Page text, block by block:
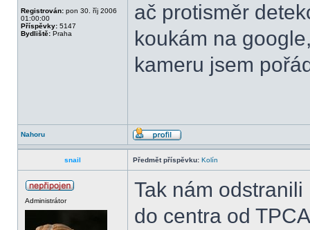
Registrován: pon 30. říj 2006
01:00:00
Příspěvky: 5147
Bydliště: Praha
ač protisměr
koukám na
kameru jsem
Nahoru
snail Předmět příspěvku: Kolín
Administrátor
Tak nám
do centra od